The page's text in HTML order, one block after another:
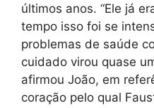
últimos anos. “Ele já
tempo isso foi se
problemas de saúde
cuidado virou quase
afirmou João, em
coração pelo qual